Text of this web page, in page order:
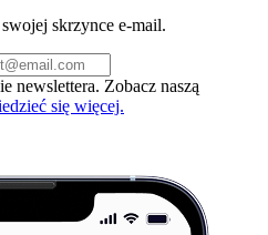
skrzynce e-mail.
newslettera. Zobacz naszą
się więcej.